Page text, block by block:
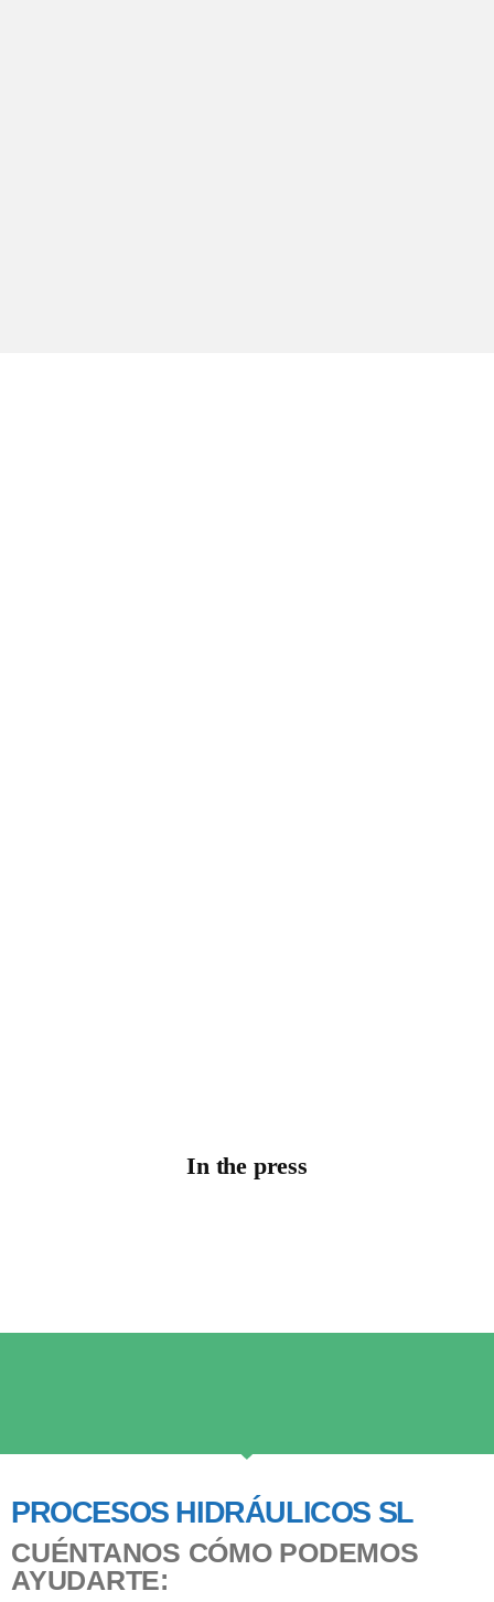
In the press
PROCESOS HIDRÁULICOS SL
CUÉNTANOS CÓMO PODEMOS
AYUDARTE: